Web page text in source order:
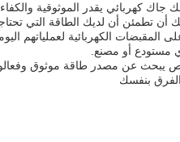
جاك كهربائي يقدر الموثوقية
أن تطمئن أن لديك الطاقة التي
الكهربائية لعملياتهم
مستودع أو مصنع.
يبحث عن مصدر طاقة موثوق وفعالو
بنفسك